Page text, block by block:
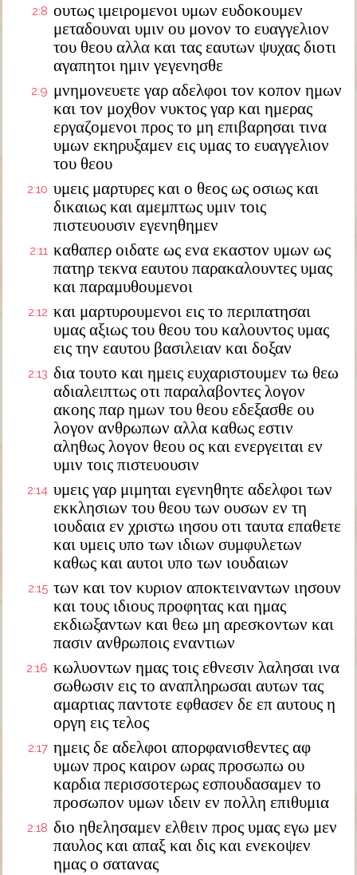
2:8 ουτως ιμειρομενοι υμων ευδοκουμεν
μεταδουναι υμιν ου μονον το ευαγγελιον
του θεου αλλα και τας εαυτων ψυχας διοτι
αγαπητοι ημιν γεγενησθε
2:9 μνημονευετε γαρ αδελφοι τον κοπον ημων
και τον μοχθον νυκτος γαρ και ημερας
εργαζομενοι προς το μη επιβαρησαι τινα
υμων εκηρυξαμεν εις υμας το ευαγγελιον
του θεου
2:10 υμεις μαρτυρες και ο θεος ως οσιως και
δικαιως και αμεμπτως υμιν τοις
πιστευουσιν εγενηθημεν
2:11 καθαπερ οιδατε ως ενα εκαστον υμων ως
πατηρ τεκνα εαυτου παρακαλουντες υμας
και παραμυθουμενοι
2:12 και μαρτυρουμενοι εις το περιπατησαι
υμας αξιως του θεου του καλουντος υμας
εις την εαυτου βασιλειαν και δοξαν
2:13 δια τουτο και ημεις ευχαριστουμεν τω θεω
αδιαλειπτως οτι παραλαβοντες λογον
ακοης παρ ημων του θεου εδεξασθε ου
λογον ανθρωπων αλλα καθως εστιν
αληθως λογον θεου ος και ενεργειται εν
υμιν τοις πιστευουσιν
2:14 υμεις γαρ μιμηται εγενηθητε αδελφοι των
εκκλησιων του θεου των ουσων εν τη
ιουδαια εν χριστω ιησου οτι ταυτα επαθετε
και υμεις υπο των ιδιων συμφυλετων
καθως και αυτοι υπο των ιουδαιων
2:15 των και τον κυριον αποκτειναντων ιησουν
και τους ιδιους προφητας και ημας
εκδιωξαντων και θεω μη αρεσκοντων και
πασιν ανθρωποις εναντιων
2:16 κωλυοντων ημας τοις εθνεσιν λαλησαι ινα
σωθωσιν εις το αναπληρωσαι αυτων τας
αμαρτιας παντοτε εφθασεν δε επ αυτους η
οργη εις τελος
2:17 ημεις δε αδελφοι απορφανισθεντες αφ
υμων προς καιρον ωρας προσωπω ου
καρδια περισσοτερως εσπουδασαμεν το
προσωπον υμων ιδειν εν πολλη επιθυμια
2:18 διο ηθελησαμεν ελθειν προς υμας εγω μεν
παυλος και απαξ και δις και ενεκοψεν
ημας ο σατανας